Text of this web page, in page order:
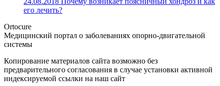
его лечить?
Ortocure
Медицинский портал о заболеваниях опорно-двигательной
системы
Копирование материалов сайта возможно без
предварительного согласования в случае установки активной
индексируемой ссылки на наш сайт